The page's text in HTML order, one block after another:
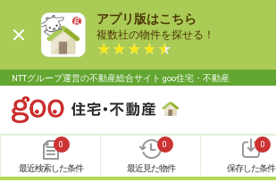
アプリ版はこちら
複数社の物件を探せる！
NTTグループ運営の不動産総合サイト goo住宅・不動産
0
最近検索した条件
0
最近見た物件
0
保存した条件